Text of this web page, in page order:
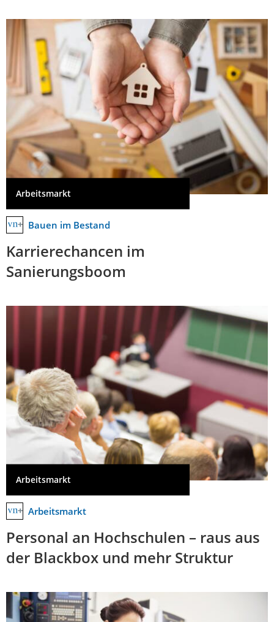
Arbeitsmarkt
Bauen im Bestand
Karrierechancen im
Sanierungsboom
Arbeitsmarkt
Arbeitsmarkt
Personal an Hochschulen – raus aus
der Blackbox und mehr Struktur